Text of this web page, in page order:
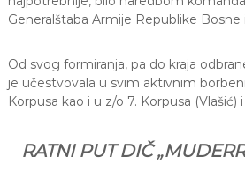
Generalštaba Armije Republike
Od svog formiranja, pa do kraja
je učestvovala u svim aktivnim
Korpusa kao i u z/o 7. Korpusa (Vlašić) i
RATNI PUT DIČ